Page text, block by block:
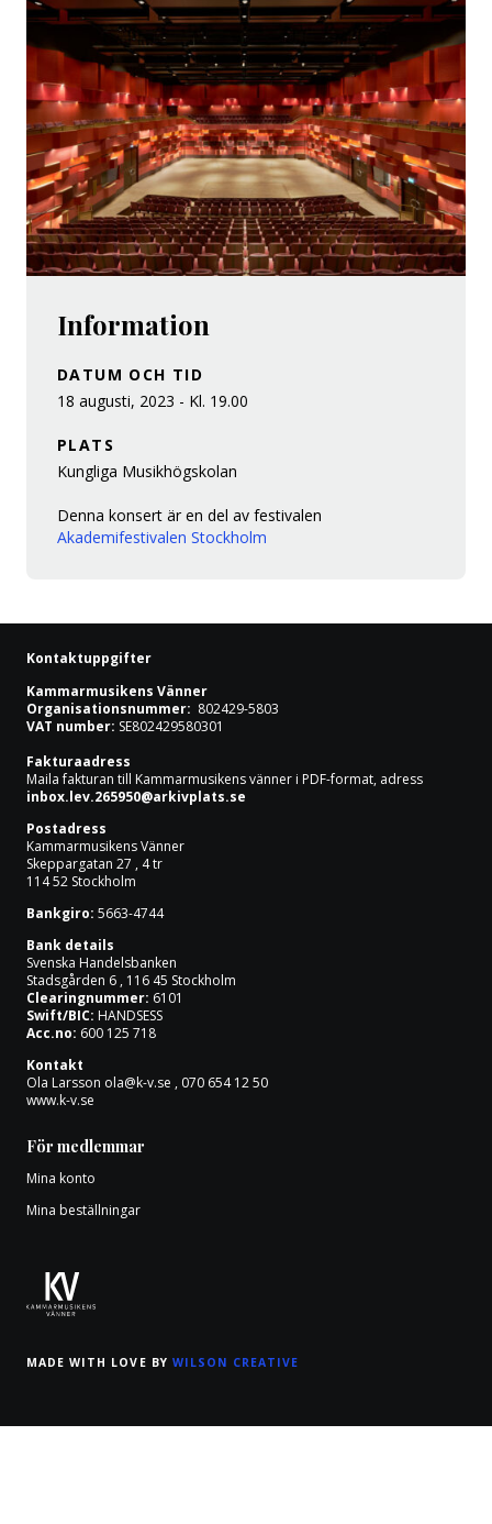
Information
DATUM OCH TID
18 augusti, 2023 - Kl. 19.00
PLATS
Kungliga Musikhögskolan
Denna konsert är en del av festivalen
Akademifestivalen Stockholm
Kontaktuppgifter
Kammarmusikens Vänner
Organisationsnummer: 802429-5803
VAT number: SE802429580301
Fakturaadress
Maila fakturan till Kammarmusikens vänner i PDF-format, adress
inbox.lev.265950@arkivplats.se
Postadress
Kammarmusikens Vänner
Skeppargatan 27 , 4 tr
114 52 Stockholm
Bankgiro: 5663-4744
Bank details
Svenska Handelsbanken
Stadsgården 6 , 116 45 Stockholm
Clearingnummer: 6101
Swift/BIC: HANDSESS
Acc.no: 600 125 718
Kontakt
Ola Larsson ola@k-v.se , 070 654 12 50
www.k-v.se
För medlemmar
Mina konto
Mina beställningar
MADE WITH LOVE BY WILSON CREATIVE